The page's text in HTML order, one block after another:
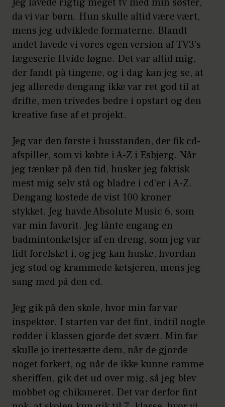
da vi var børn. Hun skulle altid være vært,
mens jeg udviklede formaterne. Blandt
andet lavede vi vores egen version af TV3’s
lægeserie Hvide løgne. Det var altid mig,
der fandt på tingene, og i dag kan jeg se, at
jeg allerede dengang ikke var ret god til at
drifte, men trivedes bedre i opstart og den
kreative fase af et projekt.
Jeg var den første i husstanden, der fik cd-
afspiller, som vi købte i A-Z i Esbjerg. Når
jeg tænker på den tid, husker jeg faktisk
mest mig selv stå og bladre i cd’er i A-Z.
Dengang kostede de vist 100 kroner
stykket. Jeg havde Absolute Music 6, som
var min favorit. Jeg lånte engang en
badmintonketsjer af en dreng, som jeg var
lidt forelsket i, og jeg kan huske, hvordan
jeg stod og krammede ketsjeren, mens jeg
sang med på den cd.
Jeg gik på den skole, hvor min far var
inspektør. I starten var det fint, indtil nogle
rødder i klassen gjorde det svært. Min far
skulle jo irettesætte dem, når de gjorde
noget forkert, og når de ikke kunne ramme
sheriffen, gik det ud over mig, så jeg blev
mobbet og chikaneret. Det var derfor fint